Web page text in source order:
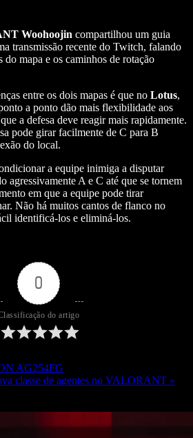
Woohoojin compartilhou um guia
transmissão recente do Twitch, falando
do mapa e os caminhos de rotação
entre os dois mapas é que no Lotus,
a ponto dão mais flexibilidade aos
a defesa deve reagir mais rapidamente.
pode girar facilmente de C para B
do local.
a equipe inimiga a disputar
agressivamente A e C até que se tornem
em que a equipe pode tirar
Não há muitos cantos de flanco no
identificá-los e eliminá-los.
0
do artigo
AG254FG
classe de agentes no VALORANT »